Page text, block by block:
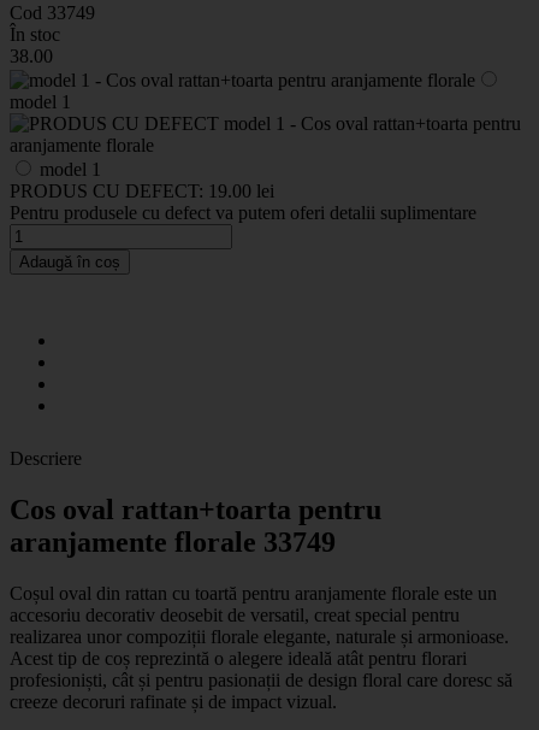
Cod 33749
În stoc
38.00
model 1
model 1
PRODUS CU DEFECT: 19.00 lei
Pentru produsele cu defect va putem oferi detalii suplimentare
Adaugă în coș
Descriere
Cos oval rattan+toarta pentru
aranjamente florale 33749
Coșul oval din rattan cu toartă pentru aranjamente florale este un
accesoriu decorativ deosebit de versatil, creat special pentru
realizarea unor compoziții florale elegante, naturale și armonioase.
Acest tip de coș reprezintă o alegere ideală atât pentru florari
profesioniști, cât și pentru pasionații de design floral care doresc să
creeze decoruri rafinate și de impact vizual.